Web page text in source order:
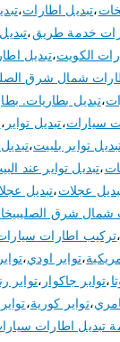
،تبديل اطارات،
خدمة طريق،
الكويت،تبديل
شمال شرق
،تبديل بطاريات.
سيارات،تبديل تواير ،
تواير بلبيت،
،تبديل تواير عند
عجلات،تبديل
شمال شرق
،تركيب اطارات
،تواير اودي،
،تواير جاكوار ،تواير
،تواير كورية،
تبديل اطارات